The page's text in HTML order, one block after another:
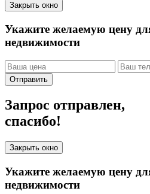
Закрыть окно
Укажите желаемую цену
недвижимости
Отправить
Запрос отправлен,
спасибо!
Закрыть окно
Укажите желаемую цену
недвижимости